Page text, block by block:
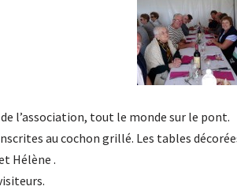
l’association, tout le monde sur le pont.
au cochon grillé. Les tables
Hélène .